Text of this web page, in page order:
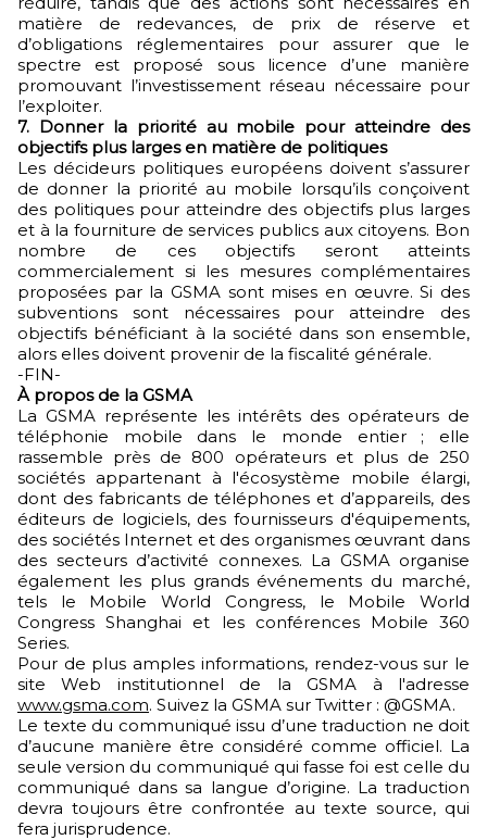
matière de redevances, de prix de réserve et
d’obligations réglementaires pour assurer que le
spectre est proposé sous licence d’une manière
promouvant l’investissement réseau nécessaire pour
l’exploiter.
7. Donner la priorité au mobile pour atteindre des
objectifs plus larges en matière de politiques
Les décideurs politiques européens doivent s’assurer
de donner la priorité au mobile lorsqu’ils conçoivent
des politiques pour atteindre des objectifs plus larges
et à la fourniture de services publics aux citoyens. Bon
nombre de ces objectifs seront atteints
commercialement si les mesures complémentaires
proposées par la GSMA sont mises en œuvre. Si des
subventions sont nécessaires pour atteindre des
objectifs bénéficiant à la société dans son ensemble,
alors elles doivent provenir de la fiscalité générale.
-FIN-
À propos de la GSMA
La GSMA représente les intérêts des opérateurs de
téléphonie mobile dans le monde entier ; elle
rassemble près de 800 opérateurs et plus de 250
sociétés appartenant à l'écosystème mobile élargi,
dont des fabricants de téléphones et d’appareils, des
éditeurs de logiciels, des fournisseurs d'équipements,
des sociétés Internet et des organismes œuvrant dans
des secteurs d’activité connexes. La GSMA organise
également les plus grands événements du marché,
tels le Mobile World Congress, le Mobile World
Congress Shanghai et les conférences Mobile 360
Series.
Pour de plus amples informations, rendez-vous sur le
site Web institutionnel de la GSMA à l'adresse
www.gsma.com. Suivez la GSMA sur Twitter : @GSMA.
Le texte du communiqué issu d’une traduction ne doit
d’aucune manière être considéré comme officiel. La
seule version du communiqué qui fasse foi est celle du
communiqué dans sa langue d’origine. La traduction
devra toujours être confrontée au texte source, qui
fera jurisprudence.